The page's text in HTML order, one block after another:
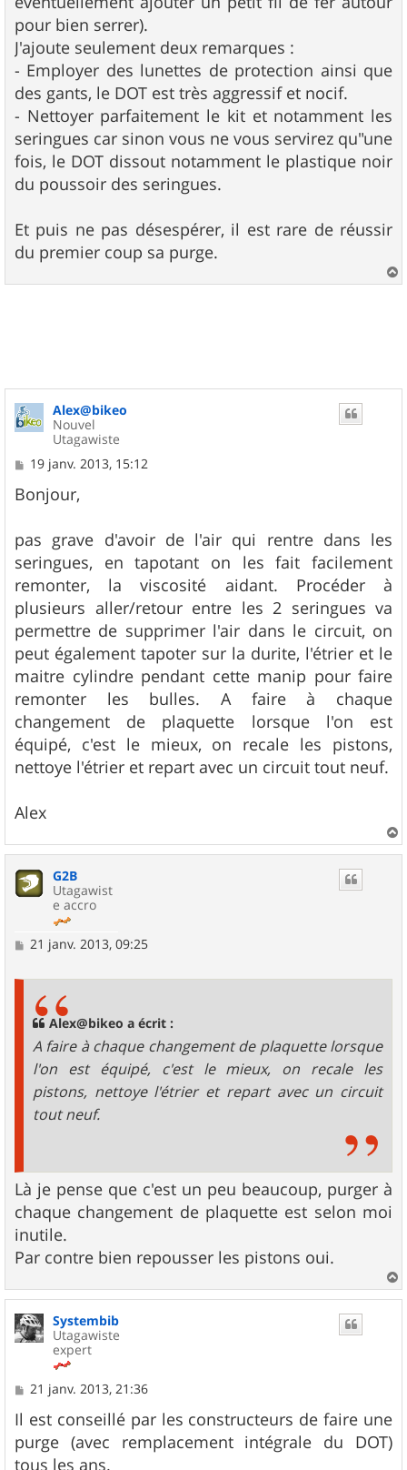
pour bien serrer).
J'ajoute seulement deux remarques :
- Employer des lunettes de protection ainsi que
des gants, le DOT est très aggressif et nocif.
- Nettoyer parfaitement le kit et notamment les
seringues car sinon vous ne vous servirez qu"une
fois, le DOT dissout notamment le plastique noir
du poussoir des seringues.
Et puis ne pas désespérer, il est rare de réussir
du premier coup sa purge.
a
Alex@bikeo
Nouvel
Utagawiste
M
s
s
g
e
19 janv. 2013, 15:12
Bonjour,
pas grave d'avoir de l'air qui rentre dans les
seringues, en tapotant on les fait facilement
remonter, la viscosité aidant. Procéder à
plusieurs aller/retour entre les 2 seringues va
permettre de supprimer l'air dans le circuit, on
peut également tapoter sur la durite, l'étrier et le
maitre cylindre pendant cette manip pour faire
remonter les bulles. A faire à chaque
changement de plaquette lorsque l'on est
équipé, c'est le mieux, on recale les pistons,
nettoye l'étrier et repart avec un circuit tout neuf.
Alex
a
G2B
Utagawist
e accro
M
21 janv. 2013, 09:25
Alex@bikeo a écrit :
A faire à chaque changement de plaquette lorsque
l'on est équipé, c'est le mieux, on recale les
pistons, nettoye l'étrier et repart avec un circuit
tout neuf.
Là je pense que c'est un peu beaucoup, purger à
chaque changement de plaquette est selon moi
inutile.
Par contre bien repousser les pistons oui.
a
Systembib
Utagawiste
expert
M
s
s
a
g
21 janv. 2013, 21:36
Il est conseillé par les constructeurs de faire une
purge (avec remplacement intégrale du DOT)
tous les ans.